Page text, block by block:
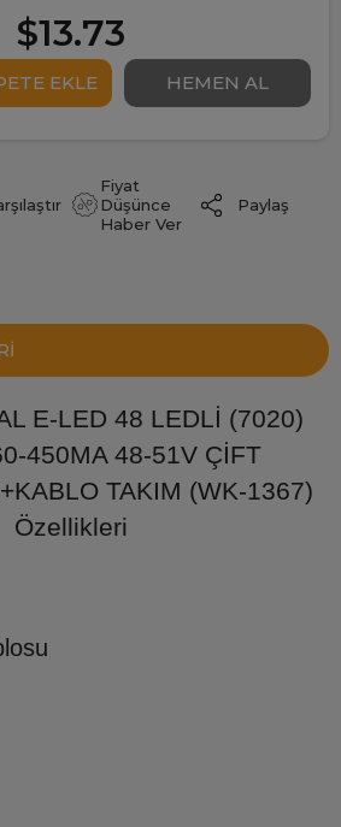
$13.73
Fiyat
Düşünce
Haber Ver
Paylaş
E-LED 48 LEDLİ (7020)
450MA 48-51V ÇİFT
TAKIM (WK-1367)
Özellikleri